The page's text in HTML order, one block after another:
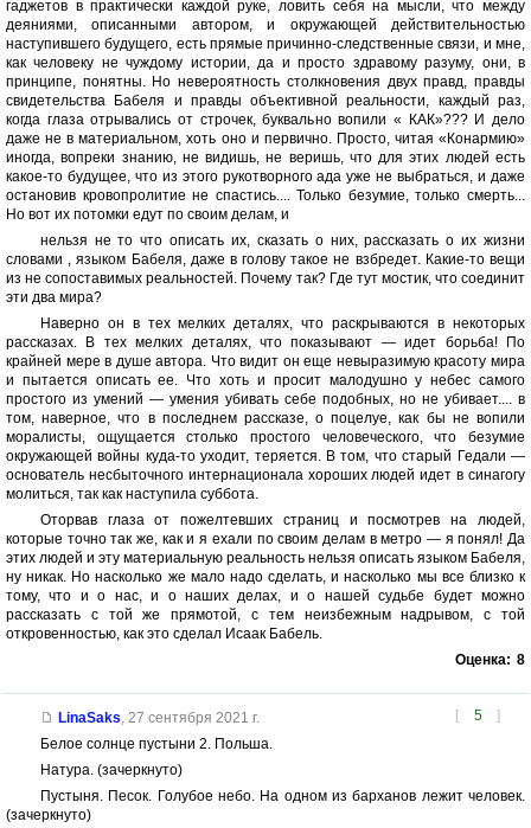
гаджетов в практически каждой руке, ловить себя на мысли, что между
деяниями, описанными автором, и окружающей действительностью
наступившего будущего, есть прямые причинно-следственные связи, и мне,
как человеку не чуждому истории, да и просто здравому разуму, они, в
принципе, понятны. Но невероятность столкновения двух правд, правды
свидетельства Бабеля и правды объективной реальности, каждый раз,
когда глаза отрывались от строчек, буквально вопили « КАК»??? И дело
даже не в материальном, хоть оно и первично. Просто, читая «Конармию»
иногда, вопреки знанию, не видишь, не веришь, что для этих людей есть
какое-то будущее, что из этого рукотворного ада уже не выбраться, и даже
остановив кровопролитие не спастись.... Только безумие, только смерть...
Но вот их потомки едут по своим делам, и
нельзя не то что описать их, сказать о них, рассказать о их жизни
словами , языком Бабеля, даже в голову такое не взбредет. Какие-то вещи
из не сопоставимых реальностей. Почему так? Где тут мостик, что соединит
эти два мира?
Наверно он в тех мелких деталях, что раскрываются в некоторых
рассказах. В тех мелких деталях, что показывают — идет борьба! По
крайней мере в душе автора. Что видит он еще невыразимую красоту мира
и пытается описать ее. Что хоть и просит малодушно у небес самого
простого из умений — умения убивать себе подобных, но не убивает.... в
том, наверное, что в последнем рассказе, о поцелуе, как бы не вопили
моралисты, ощущается столько простого человеческого, что безумие
окружающей войны куда-то уходит, теряется. В том, что старый Гедали —
основатель несбыточного интернационала хороших людей идет в синагогу
молиться, так как наступила суббота.
Оторвав глаза от пожелтевших страниц и посмотрев на людей,
которые точно так же, как и я ехали по своим делам в метро — я понял! Да
этих людей и эту материальную реальность нельзя описать языком Бабеля,
ну никак. Но насколько же мало надо сделать, и насколько мы все близко к
тому, что и о нас, и о наших делах, и о нашей судьбе будет можно
рассказать с той же прямотой, с тем неизбежным надрывом, с той
откровенностью, как это сделал Исаак Бабель.
Оценка: 8
[ 5 ]
LinaSaks, 27 сентября 2021 г.
Белое солнце пустыни 2. Польша.
Натура. (зачеркнуто)
Пустыня. Песок. Голубое небо. На одном из барханов лежит человек.
(зачеркнуто)